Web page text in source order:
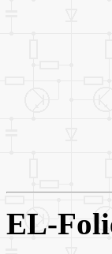
EL-